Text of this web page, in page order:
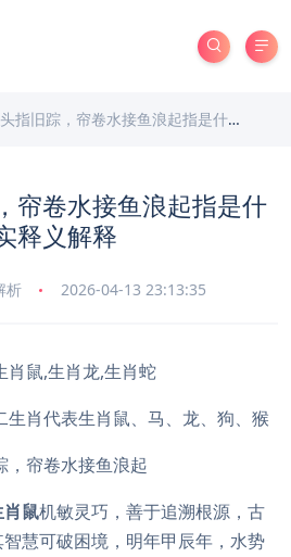
踪，帘卷水接鱼浪起指是什么生肖，词语落实释义解释
帘卷水接鱼浪起指是什
释义解释
析 2026-04-13 23:13:35
肖鼠,生肖龙,生肖蛇
肖代表生肖鼠、马、龙、狗、猴
，帘卷水接鱼浪起
肖鼠机敏灵巧，善于追溯根源，古
慧可破困境，明年甲辰年，水势